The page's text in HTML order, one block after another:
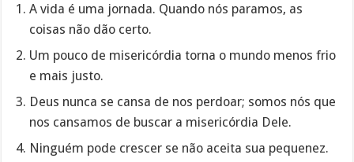
A vida é uma jornada. Quando nós paramos, as
coisas não dão certo.
Um pouco de misericórdia torna o mundo menos frio
e mais justo.
Deus nunca se cansa de nos perdoar; somos nós que
nos cansamos de buscar a misericórdia Dele.
Ninguém pode crescer se não aceita sua pequenez.